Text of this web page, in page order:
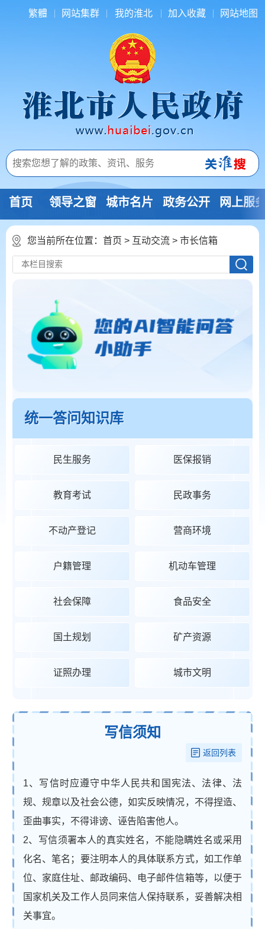
繁體 网站集群 我的淮北 加入收藏 网站地图
首页 领导之窗 城市名片 政务公开 网上服
您当前所在位置： 首页 > 互动交流 > 市长信箱
统一答问知识库
民生服务 医保报销
教育考试 民政事务
不动产登记 营商环境
户籍管理 机动车管理
社会保障 食品安全
国土规划 矿产资源
证照办理 城市文明
写信须知
返回列表
1、写信时应遵守中华人民共和国宪法、法律、法
规、规章以及社会公德，如实反映情况，不得捏造、
歪曲事实，不得诽谤、诬告陷害他人。
2、写信须署本人的真实姓名，不能隐瞒姓名或采用
化名、笔名；要注明本人的具体联系方式，如工作单
位、家庭住址、邮政编码、电子邮件信箱等，以便于
国家机关及工作人员同来信人保持联系，妥善解决相
关事宜。